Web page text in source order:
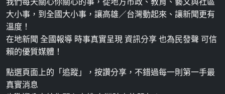
大小事，到全國大小事，讓高雄／台灣動起來、讓新聞更有
溫度！
在地新聞 全國報導 時事真實呈現 資訊分享 也為民發聲 可信
賴的優質媒體！
點選頁面上的「追蹤」，按讚分享，不錯過每一則第一手最
真實消息